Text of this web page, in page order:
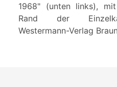
1968" (unten links),
Rand der
Westermann-Verlag